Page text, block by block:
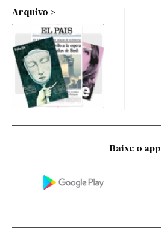
Arquivo
Baixe o app